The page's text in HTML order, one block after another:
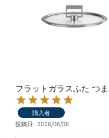
フラットガラスふた つ
購入者
投稿日 2026/06/08